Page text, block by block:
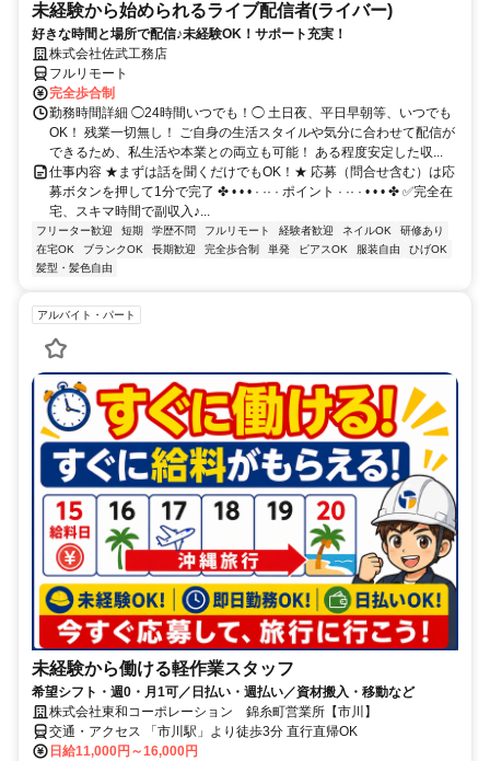
未経験から始められるライブ配信者(ライバー)
好きな時間と場所で配信♪未経験OK！サポート充実！
株式会社佐武工務店
フルリモート
完全歩合制
勤務時間詳細 ◯24時間いつでも！◯ 土日夜、平日早朝等、いつでも
OK！ 残業一切無し！ ご自身の生活スタイルや気分に合わせて配信が
できるため、私生活や本業との両立も可能！ ある程度安定した収...
仕事内容 ★まずは話を聞くだけでもOK！★ 応募（問合せ含む）は応
募ボタンを押して1分で完了 ✤ • • • · ·· · ポイント · ·· · • • • ✤ ✅完全在
宅、スキマ時間で副収入♪...
フリーター歓迎 短期 学歴不問 フルリモート 経験者歓迎 ネイルOK
研修あり
在宅OK
ブランクOK 長期歓迎 完全歩合制 単発 ピアスOK 服装自由
ひげOK
髪型・髪色自由
アルバイト・パート
未経験から働ける軽作業スタッフ
希望シフト・週0・月1可／日払い・週払い／資材搬入・移動など
株式会社東和コーポレーション 錦糸町営業所【市川】
交通・アクセス 「市川駅」より徒歩3分 直行直帰OK
日給11,000円～16,000円